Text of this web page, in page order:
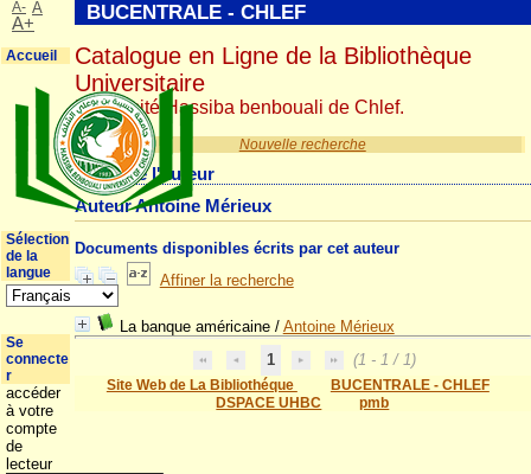
Nouvelle recherche
Détail de l'auteur
Auteur Antoine Mérieux
Documents disponibles écrits par cet auteur
Affiner la recherche
La banque américaine/ Antoine Mérieux
1
(1 - 1 / 1)
Site Web de La Bibliothéque
BUCENTRALE - CHLEF
DSPACE UHBC
pmb
BUCENTRALE - CHLEF
Catalogue en Ligne de la Bibliothèque
Universitaire
Université Hassiba benbouali de Chlef.
A- A
A+
Accueil
Sélection
de la
langue
Se
connecte
r
accéder
à votre
compte
de
lecteur